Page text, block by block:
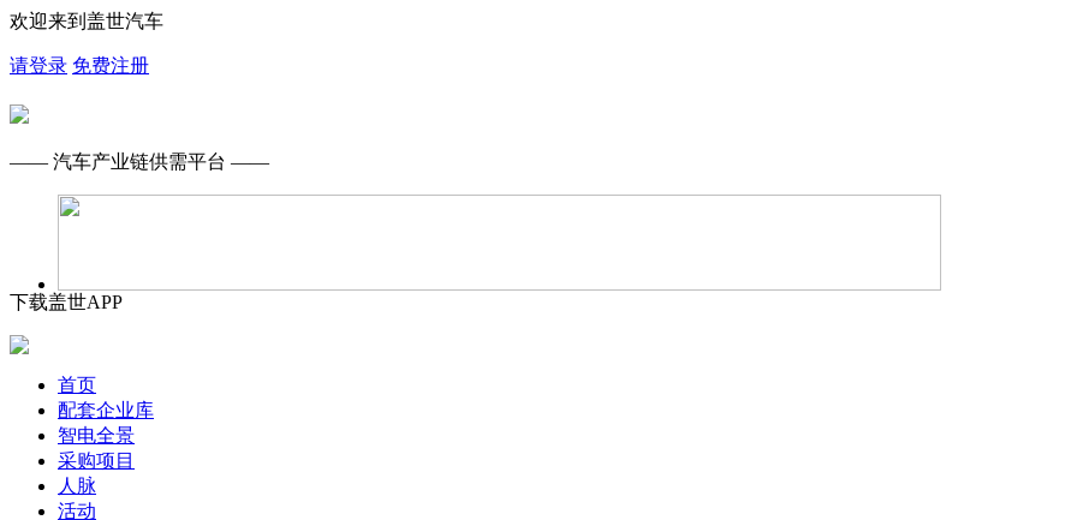
欢迎来到盖世汽车
请登录 免费注册
—— 汽车产业链供需平台 ——
下载盖世APP
首页
配套企业库
智电全景
采购项目
人脉
活动